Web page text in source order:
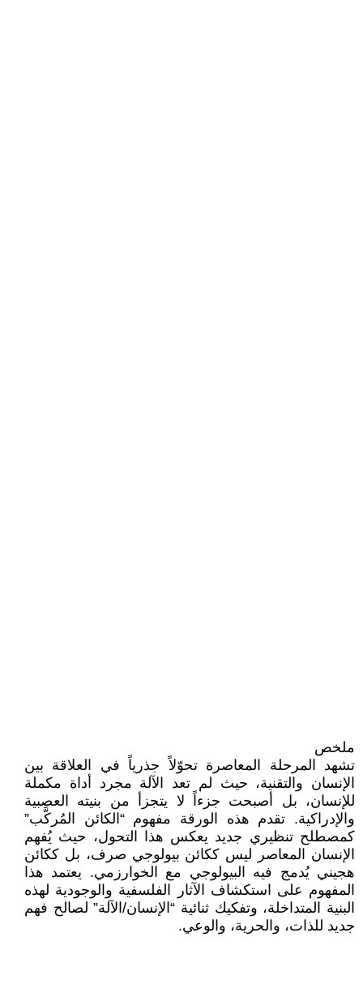
ملخص
تشهد المرحلة المعاصرة تحوّلاً جذرياً في العلاقة بين
الإنسان والتقنية، حيث لم تعد الآلة مجرد أداة مكملة
للإنسان، بل أصبحت جزءاً لا يتجزأ من بنيته العصبية
والإدراكية. تقدم هذه الورقة مفهوم “الكائن المُركَّب”
كمصطلح تنظيري جديد يعكس هذا التحول، حيث يُفهم
الإنسان المعاصر ليس ككائن بيولوجي صرف، بل ككائن
هجيني يُدمج فيه البيولوجي مع الخوارزمي. يعتمد هذا
المفهوم على استكشاف الآثار الفلسفية والوجودية لهذه
البنية المتداخلة، وتفكيك ثنائية “الإنسان/الآلة” لصالح فهم
جديد للذات، والحرية، والوعي.